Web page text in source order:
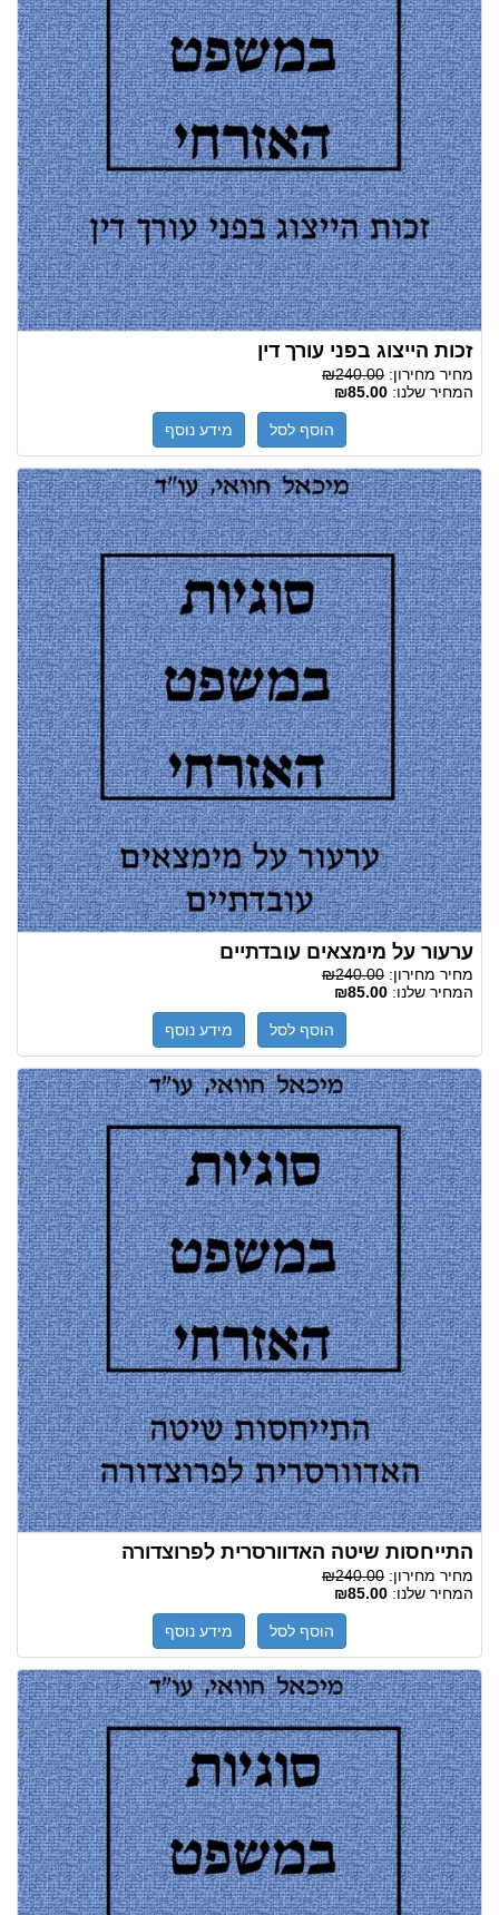
זכות הייצוג בפני עורך דין
מחיר מחירון: ₪240.00
המחיר שלנו: ₪85.00
הוסף לסל מידע נוסף
ערעור על מימצאים עובדתיים
מחיר מחירון: ₪240.00
המחיר שלנו: ₪85.00
הוסף לסל מידע נוסף
התייחסות שיטה האדוורסרית לפרוצדורה
מחיר מחירון: ₪240.00
המחיר שלנו: ₪85.00
הוסף לסל מידע נוסף